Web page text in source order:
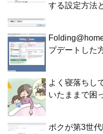
する設定方法
プデートした
よく寝落ちし
いたままで困
ボクが第3世